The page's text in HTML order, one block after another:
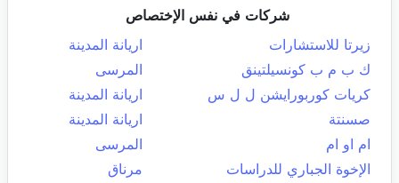
شركات في نفس الإختصاص
زيرتا للاستشارات
اريانة المدينة
ك ب م ب كونسيلتينق
المرسى
كريات كوربورايشن ل ل س
اريانة المدينة
صسنتة
اريانة المدينة
ام او ام
المرسى
الإخوة الجباري للدراسات
مرناق